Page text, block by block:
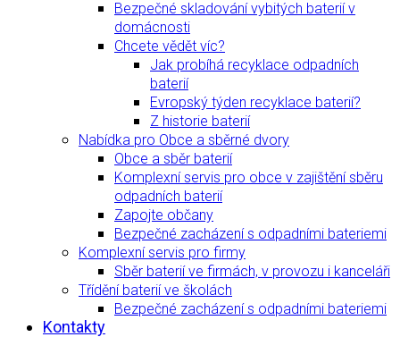
Bezpečné skladování vybitých baterií v
domácnosti
Chcete vědět víc?
Jak probíhá recyklace odpadních
baterií
Evropský týden recyklace baterií?
Z historie baterií
Nabídka pro Obce a sběrné dvory
Obce a sběr baterií
Komplexní servis pro obce v zajištění sběru
odpadních baterií
Zapojte občany
Bezpečné zacházení s odpadními bateriemi
Komplexní servis pro firmy
Sběr baterií ve firmách, v provozu i kanceláři
Třídění baterií ve školách
Bezpečné zacházení s odpadními bateriemi
Kontakty